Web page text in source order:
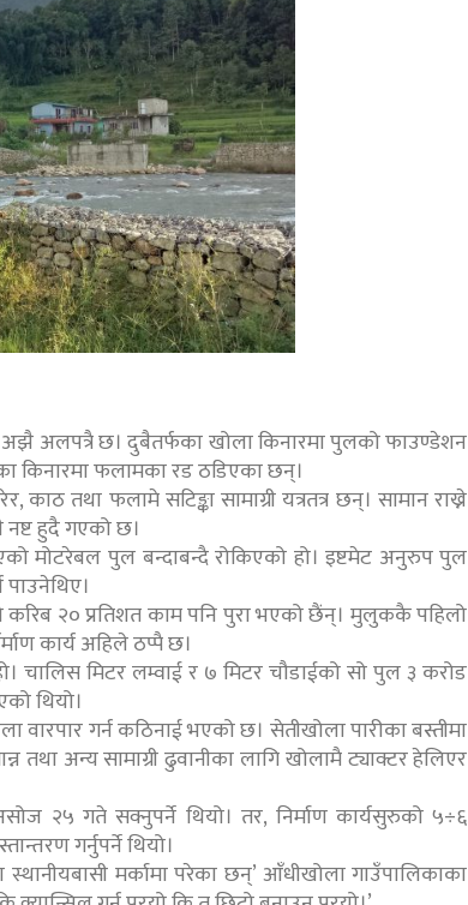
अलपत्रै छ। दुबैतर्फका खोला किनारमा पुलको फाउण्डेशन
किनारमा फलामका रड ठडिएका छन्।
तथा फलामे सटिङ्का सामाग्री यत्रतत्र छन्। सामान राख्ने
नष्ट हुदै गएको छ।
मोटरेबल पुल बन्दाबन्दै रोकिएको हो। इष्टमेट अनुरुप पुल
२० प्रतिशत काम पनि पुरा भएको छैंन्। मुलुककै पहिलो
कार्य अहिले ठप्पै छ।
चालिस मिटर लम्वाई र ७ मिटर चौडाईको सो पुल ३ करोड
थियो।
गर्न कठिनाई भएको छ। सेतीखोला पारीका बस्तीमा
तथा अन्य सामाग्री ढुवानीका लागि खोलामै ट्याक्टर हेलिएर
२५ गते सक्नुपर्ने थियो। तर, निर्माण कार्यसुरुको ५÷६
गर्नुपर्ने थियो।
मर्कामा परेका छन्’ आँधीखोला गाउँपालिकाका